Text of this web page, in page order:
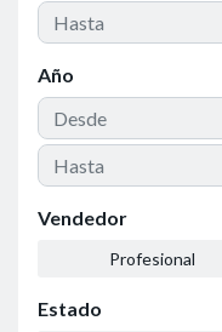
Año
Vendedor
Profesional
Estado